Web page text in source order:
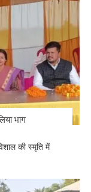
भाग
की स्मृति में